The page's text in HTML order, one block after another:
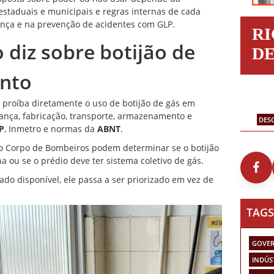
e municipais e regras internas de cada
e na prevenção de acidentes com GLP.
diz sobre botijão de
diretamente o uso de botijão de gás em
fabricação, transporte, armazenamento e
, Inmetro e normas da ABNT.
Corpo de Bombeiros podem determinar se o botijão
ou se o prédio deve ter sistema coletivo de gás.
disponível, ele passa a ser priorizado em vez de
TAGS